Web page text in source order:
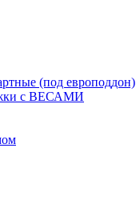
(под европоддон)
с ВЕСАМИ